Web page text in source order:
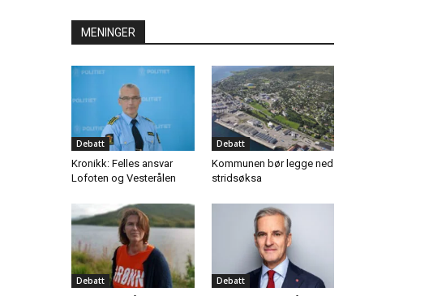
MENINGER
Debatt
Kronikk: Felles ansvar
Lofoten og Vesterålen
Debatt
Kommunen bør legge ned
stridsøksa
Debatt Debatt